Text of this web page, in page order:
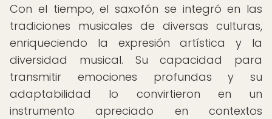
Con el tiempo, el saxofón se integró en las
tradiciones musicales de diversas culturas,
enriqueciendo la expresión artística y la
diversidad musical. Su capacidad para
transmitir emociones profundas y su
adaptabilidad lo convirtieron en un
instrumento apreciado en contextos